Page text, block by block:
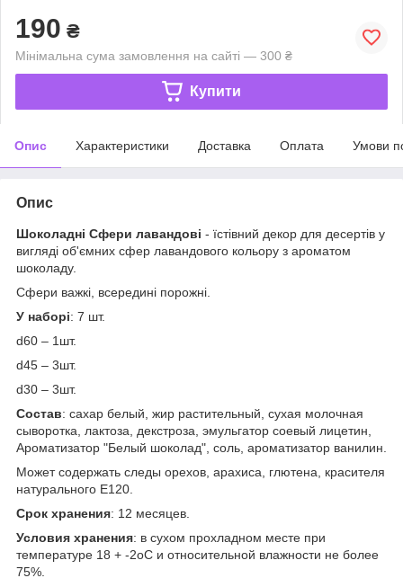
190 ₴
Мінімальна сума замовлення на сайті — 300 ₴
Купити
Опис Характеристики Доставка Оплата Умови
Опис
Шоколадні Сфери лавандові - їстівний декор для десертів у
вигляді об'ємних сфер лавандового кольору з ароматом
шоколаду.
Сфери важкі, всередині порожні.
У наборі: 7 шт.
d60 – 1шт.
d45 – 3шт.
d30 – 3шт.
Состав: сахар белый, жир растительный, сухая молочная
сыворотка, лактоза, декстроза, эмульгатор соевый лицетин,
Ароматизатор "Белый шоколад", соль, ароматизатор ванилин.
Может содержать следы орехов, арахиса, глютена, красителя
натурального Е120.
Срок хранения: 12 месяцев.
Условия хранения: в сухом прохладном месте при
температуре 18 + -2оС и относительной влажности не более
75%.